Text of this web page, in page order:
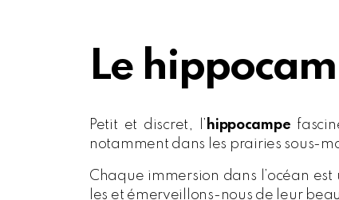
Le
Petit et discret, l’ hippocampe
notamment dans les prairies sous-
Chaque immersion dans l’océan
les et émerveillons-nous de leur